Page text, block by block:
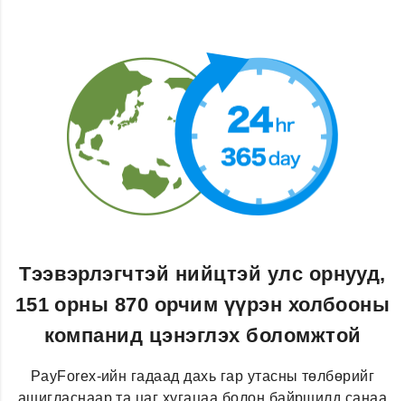
Тээвэрлэгчтэй нийцтэй улс орнууд,
151 орны 870 орчим үүрэн холбооны
компанид цэнэглэх боломжтой
PayForex-ийн гадаад дахь гар утасны төлбөрийг
ашигласнаар та цаг хугацаа болон байршилд санаа